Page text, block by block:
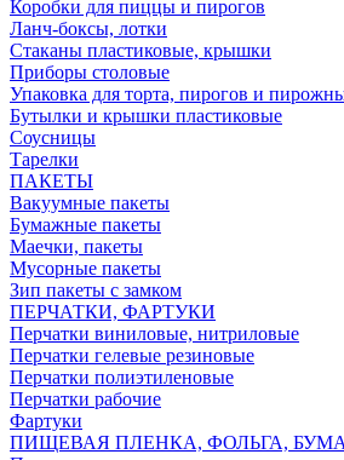
Коробки для пиццы и пирогов
Ланч-боксы, лотки
Стаканы пластиковые, крышки
Приборы столовые
Упаковка для торта, пирогов и
Бутылки и крышки пластиковые
Соусницы
Тарелки
ПАКЕТЫ
Вакуумные пакеты
Бумажные пакеты
Маечки, пакеты
Мусорные пакеты
Зип пакеты с замком
ПЕРЧАТКИ, ФАРТУКИ
Перчатки виниловые, нитриловые
Перчатки гелевые резиновые
Перчатки полиэтиленовые
Перчатки рабочие
Фартуки
ПИЩЕВАЯ ПЛЕНКА, ФОЛЬГА,